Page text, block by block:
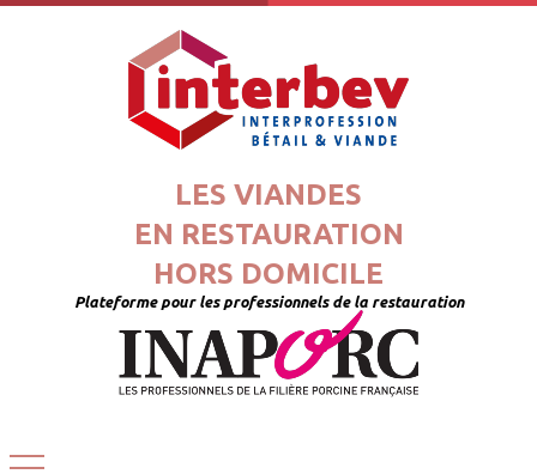
LES VIANDES
EN RESTAURATION
HORS DOMICILE
Plateforme pour les professionnels de la restauration